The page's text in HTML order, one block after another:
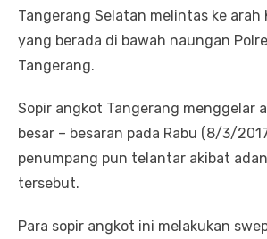
Tangerang Selatan melintas ke arah
yang berada di bawah naungan
Tangerang.
Sopir angkot Tangerang menggelar
besar – besaran pada Rabu (8/3/
penumpang pun telantar akibat
tersebut.
Para sopir angkot ini melakukan